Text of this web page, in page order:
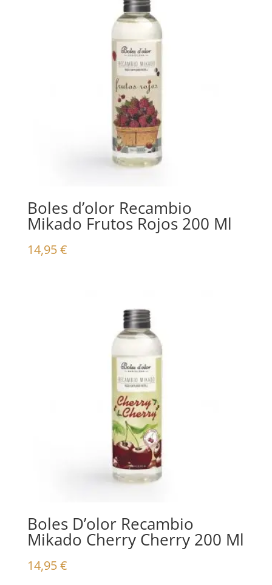
Boles d’olor Recambio
Mikado Frutos Rojos 200 Ml
14,95€
Boles D’olor Recambio
Mikado Cherry Cherry 200 Ml
14,95€